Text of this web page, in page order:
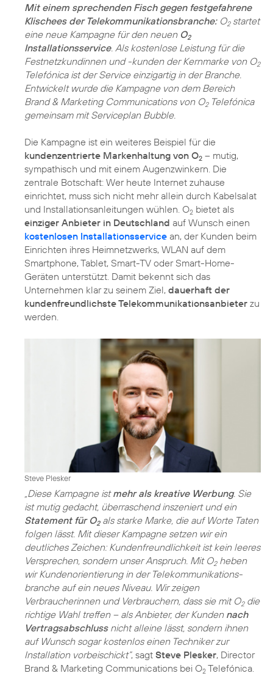
Mit einem sprechenden Fisch gegen festgefahrene
Klischees der Telekommunikationsbranche:O2startet
eine neue Kampagne für den neuen O2
Installationsservice. Als kostenlose Leistung für die
Festnetzkundinnen und -kunden der Kernmarke von O2
Telefónica ist der Service einzigartig in der Branche.
Entwickelt wurde die Kampagne von dem Bereich
Brand & Marketing Communications von O2Telefónica
gemeinsam mit Serviceplan Bubble.
Die Kampagne ist ein weiteres Beispiel für die
kundenzentrierte Markenhaltung von O2 – mutig,
sympathisch und mit einem Augenzwinkern. Die
zentrale Botschaft: Wer heute Internet zuhause
einrichtet, muss sich nicht mehr allein durch Kabelsalat
und Installationsanleitungen wühlen. O2 bietet als
einziger Anbieter in Deutschland auf Wunsch einen
kostenlosen Installationsservice an, der Kunden beim
Einrichten ihres Heimnetzwerks, WLAN auf dem
Smartphone, Tablet, Smart-TV oder Smart-Home-
Geräten unterstützt. Damit bekennt sich das
Unternehmen klar zu seinem Ziel, dauerhaft der
kundenfreundlichste Telekommunikationsanbieter zu
werden.
Steve Plesker
„Diese Kampagne istmehr als kreative Werbung. Sie
ist mutig gedacht, überraschend inszeniert und ein
Statement für O2als starke Marke, die auf Worte Taten
folgen lässt. Mit dieser Kampagne setzen wir ein
deutliches Zeichen: Kundenfreundlichkeit ist kein leeres
Versprechen, sondern unser Anspruch. Mit O2heben
wir Kundenorientierung in der Telekommunikations­
branche auf ein neues Niveau. Wir zeigen
Verbraucherinnen und Verbrauchern, dass sie mit O2die
richtige Wahl treffen – als Anbieter, der Kunden nach
Vertragsabschlussnicht alleine lässt, sondern ihnen
auf Wunsch sogar kostenlos einen Techniker zur
Installation vorbeischickt“, sagt Steve Plesker, Director
Brand & Marketing Communications bei O2 Telefónica.